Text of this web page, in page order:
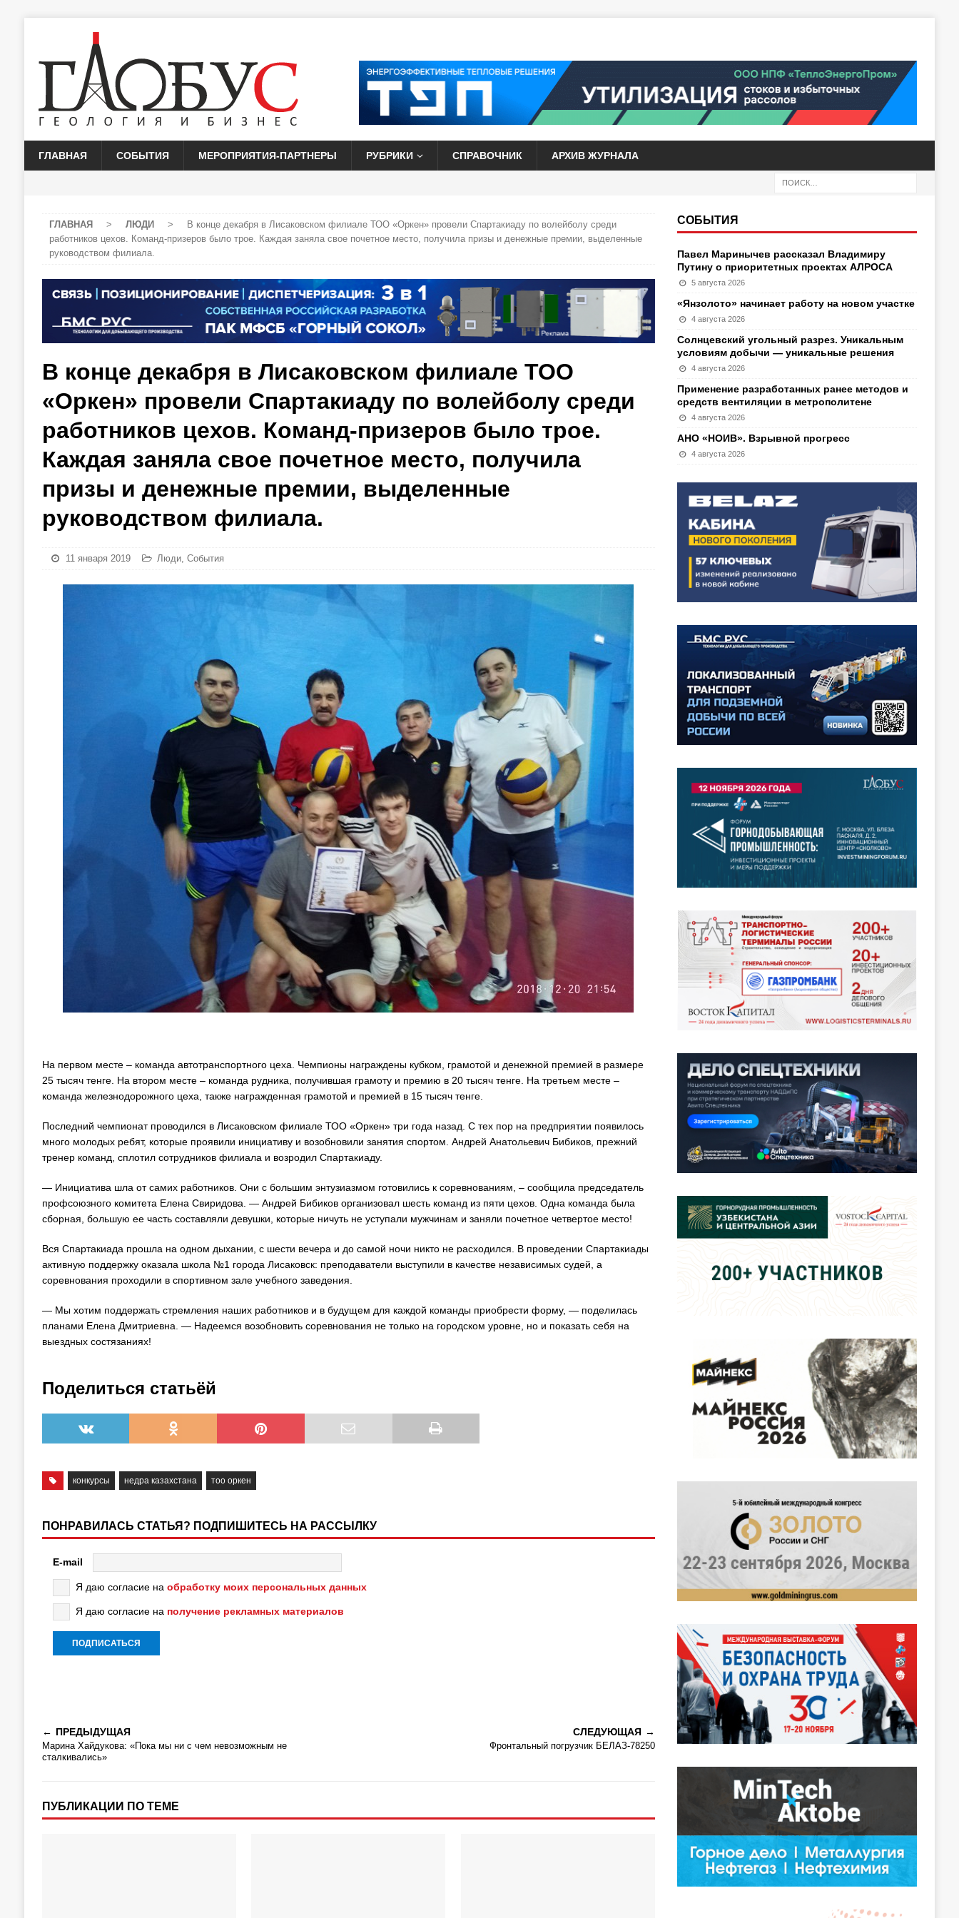
ГЛАВНАЯ СОБЫТИЯ МЕРОПРИЯТИЯ-ПАРТНЕРЫ РУБРИКИ СПРАВОЧНИК АРХИВ ЖУРНАЛА
ГЛАВНАЯ > ЛЮДИ >
В конце декабря в Лисаковском филиале ТОО «Оркен» провели Спартакиаду по волейболу среди
работников цехов. Команд-призеров было трое. Каждая заняла свое почетное место, получила призы и денежные премии, выделенные
руководством филиала.
В конце декабря в Лисаковском филиале ТОО
«Оркен» провели Спартакиаду по волейболу среди
работников цехов. Команд-призеров было трое.
Каждая заняла свое почетное место, получила
призы и денежные премии, выделенные
руководством филиала.
11 января 2019 Люди, События
На первом месте – команда автотранспортного цеха. Чемпионы награждены кубком, грамотой и денежной премией в размере
25 тысяч тенге. На втором месте – команда рудника, получившая грамоту и премию в 20 тысяч тенге. На третьем месте –
команда железнодорожного цеха, также награжденная грамотой и премией в 15 тысяч тенге.
Последний чемпионат проводился в Лисаковском филиале ТОО «Оркен» три года назад. С тех пор на предприятии появилось
много молодых ребят, которые проявили инициативу и возобновили занятия спортом. Андрей Анатольевич Бибиков, прежний
тренер команд, сплотил сотрудников филиала и возродил Спартакиаду.
— Инициатива шла от самих работников. Они с большим энтузиазмом готовились к соревнованиям, – сообщила председатель
профсоюзного комитета Елена Свиридова. — Андрей Бибиков организовал шесть команд из пяти цехов. Одна команда была
сборная, большую ее часть составляли девушки, которые ничуть не уступали мужчинам и заняли почетное четвертое место!
Вся Спартакиада прошла на одном дыхании, с шести вечера и до самой ночи никто не расходился. В проведении Спартакиады
активную поддержку оказала школа №1 города Лисаковск: преподаватели выступили в качестве независимых судей, а
соревнования проходили в спортивном зале учебного заведения.
— Мы хотим поддержать стремления наших работников и в будущем для каждой команды приобрести форму, — поделилась
планами Елена Дмитриевна. — Надеемся возобновить соревнования не только на городском уровне, но и показать себя на
выездных состязаниях!
Поделиться статьёй
конкурсы недра казахстана тоо оркен
ПОНРАВИЛАСЬ СТАТЬЯ? ПОДПИШИТЕСЬ НА РАССЫЛКУ
E-mail
Я даю согласие на обработку моих персональных данных
Я даю согласие на получение рекламных материалов
ПРЕДЫДУЩАЯ
Марина Хайдукова: «Пока мы ни с чем невозможным не
сталкивались»
СЛЕДУЮЩАЯ
Фронтальный погрузчик БЕЛАЗ-78250
ПУБЛИКАЦИИ ПО ТЕМЕ
СОБЫТИЯ
Павел Маринычев рассказал Владимиру
Путину о приоритетных проектах АЛРОСА
5 августа 2026
«Янзолото» начинает работу на новом участке
4 августа 2026
Солнцевский угольный разрез. Уникальным
условиям добычи — уникальные решения
4 августа 2026
Применение разработанных ранее методов и
средств вентиляции в метрополитене
4 августа 2026
АНО «НОИВ». Взрывной прогресс
4 августа 2026